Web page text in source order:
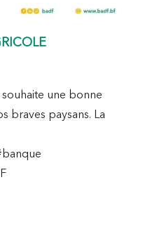
souhaite une bonne
braves paysans. La